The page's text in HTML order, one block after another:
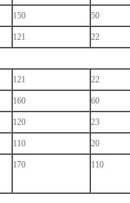
150 50
121 22
121 22
160 60
120 23
110 20
170 110